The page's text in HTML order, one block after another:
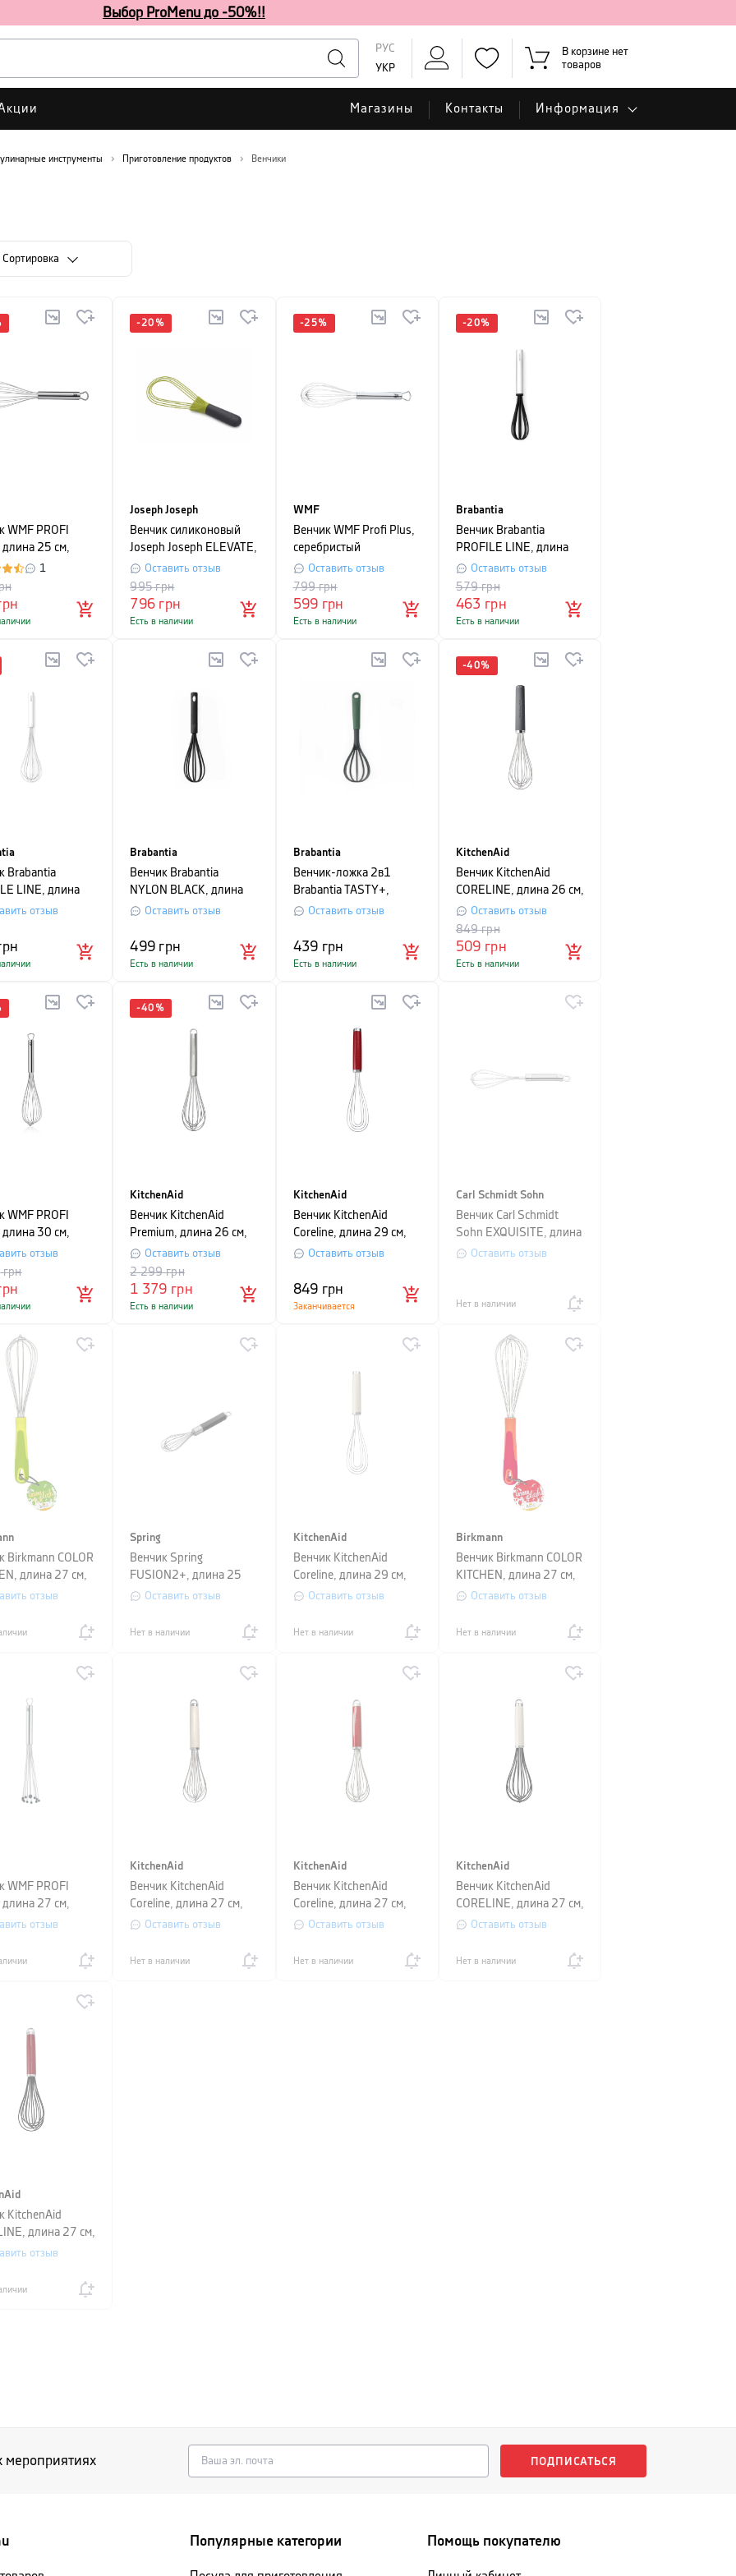
Выбор ProMenu до -50%!!
РУС
УКР
В корзине нет
товаров
Магазины Контакты Информация
инструменты Приготовление продуктов Венчики
Cортировка
WMF PROFI
длина 25 см,
1
-20 %
Joseph Joseph
Венчик силиконовый
Joseph Joseph ELEVATE,
серо-зеленый
Оставить отзыв
796 грн
995грн
Есть в наличии
-25%
WMF
Венчик WMF Profi Plus,
серебристый
Оставить отзыв
599 грн
799грн
Есть в наличии
-20%
Brabantia
Венчик Brabantia
PROFILE LINE, длина
26 см, черный
Оставить отзыв
463 грн
579грн
Есть в наличии
Brabantia
LINE, длина
серебристо-
отзыв
Brabantia
Венчик Brabantia
NYLON BLACK, длина
27,6 см, черный
Оставить отзыв
499 грн
Есть в наличии
Brabantia
Венчик-ложка 2в1
Brabantia TASTY+,
длина 26,3 см, зеленый
Оставить отзыв
439 грн
Есть в наличии
-40%
KitchenAid
Венчик KitchenAid
CORELINE, длина 26 см,
серыйОставить отзыв
509 грн
849грн
Есть в наличии
WMF PROFI
длина 30 см,
отзыв
грн
-40 %
KitchenAid
Венчик KitchenAid
Premium, длина 26 см,
серебристый
Оставить отзыв
1 379 грн
2 299грн
Есть в наличии
KitchenAid
Венчик KitchenAid
Coreline, длина 29 см,
красный
Оставить отзыв
849 грн
Заканчивается
Carl Schmidt Sohn
Венчик Carl Schmidt
Sohn EXQUISITE, длина
30,5 см, серебристый
Оставить отзыв
Нет в наличии
Birkmann COLOR
длина 27 см,
отзыв
Spring
Венчик Spring
FUSION2+, длина 25
см, серо-черный
Оставить отзыв
Нет в наличии
KitchenAid
Венчик KitchenAid
Coreline, длина 29 см,
кремовый
Оставить отзыв
Нет в наличии
Birkmann
Венчик Birkmann COLOR
KITCHEN, длина 27 см,
красный
Оставить отзыв
Нет в наличии
WMF PROFI
длина 27 см,
с черным
отзыв
KitchenAid
Венчик KitchenAid
Coreline, длина 27 см,
кремовый
Оставить отзыв
Нет в наличии
KitchenAid
Венчик KitchenAid
Coreline, длина 27 см,
красный
Оставить отзыв
Нет в наличии
KitchenAid
Венчик KitchenAid
CORELINE, длина 27 см,
черный с кремовым
Оставить отзыв
Нет в наличии
KitchenAid
длина 27 см,
с красным
отзыв
мероприятиях ПОДПИСАТЬСЯ
Популярные категории Помощь покупателю